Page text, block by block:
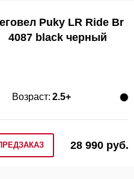
Puky LR Ride Br
4087 black черный
Возраст: 2.5+
28 990 руб.